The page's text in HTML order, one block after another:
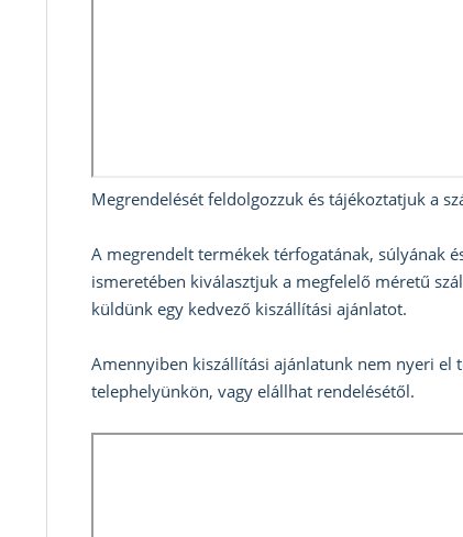
Megrendelését feldolgozzuk és tájékoztatjuk a
A megrendelt termékek térfogatának, súlyának
ismeretében kiválasztjuk a megfelelő méretű
küldünk egy kedvező kiszállítási ajánlatot.
Amennyiben kiszállítási ajánlatunk nem nyeri el
telephelyünkön, vagy elállhat rendelésétől.